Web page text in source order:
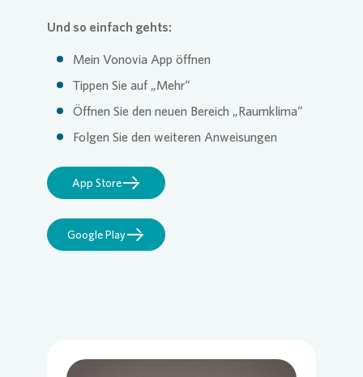
Und so einfach gehts:
Mein Vonovia App öffnen
Tippen Sie auf „Mehr“
Öffnen Sie den neuen Bereich „Raumklima“
Folgen Sie den weiteren Anweisungen
App Store
Google Play